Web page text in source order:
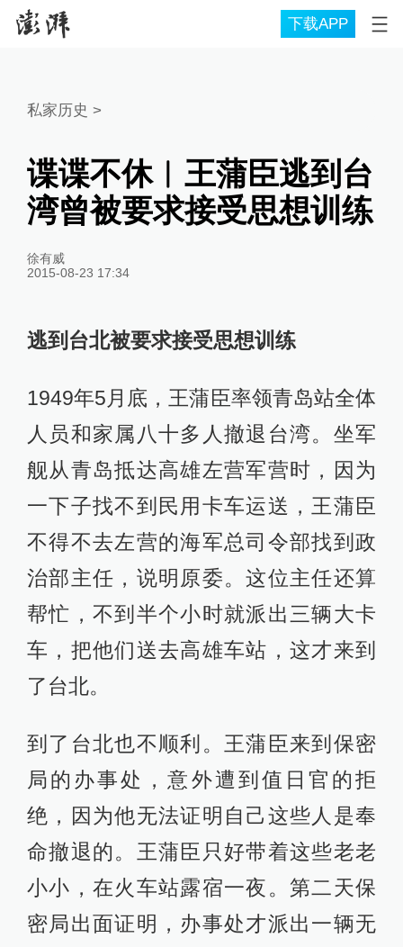
下载APP
私家历史 >
谍谍不休︱王蒲臣逃到台
湾曾被要求接受思想训练
徐有威
2015-08-23 17:34
逃到台北被要求接受思想训练
1949年5月底，王蒲臣率领青岛站全体
人员和家属八十多人撤退台湾。坐军
舰从青岛抵达高雄左营军营时，因为
一下子找不到民用卡车运送，王蒲臣
不得不去左营的海军总司令部找到政
治部主任，说明原委。这位主任还算
帮忙，不到半个小时就派出三辆大卡
车，把他们送去高雄车站，这才来到
了台北。
到了台北也不顺利。王蒲臣来到保密
局的办事处，意外遭到值日官的拒
绝，因为他无法证明自己这些人是奉
命撤退的。王蒲臣只好带着这些老老
小小，在火车站露宿一夜。第二天保
密局出面证明，办事处才派出一辆无